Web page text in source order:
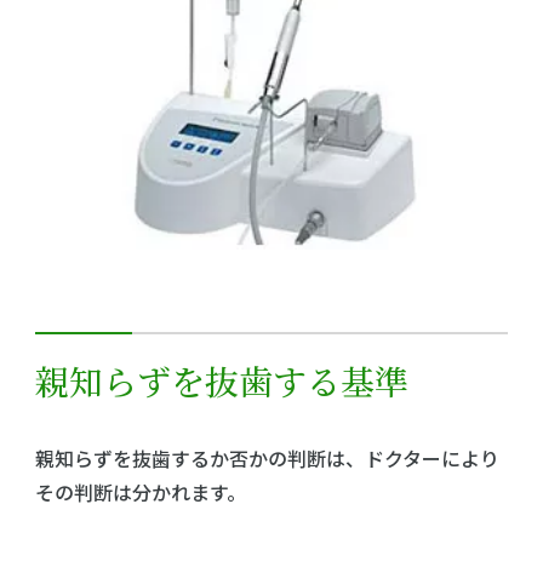
親知らずを抜歯する基準
親知らずを抜歯するか否かの判断は、ドクターにより
その判断は分かれます。